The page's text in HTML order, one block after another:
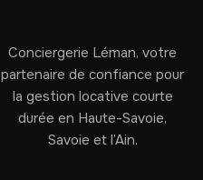
Conciergerie Léman, votre
partenaire de confiance pour
la gestion locative courte
durée en Haute-Savoie,
Savoie et l’Ain.